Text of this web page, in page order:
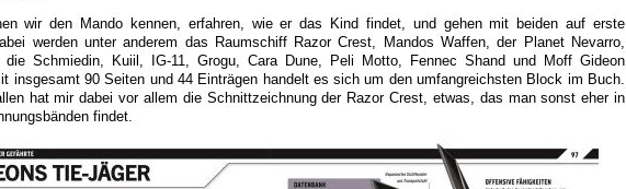
wir den Mando kennen, erfahren, wie er das Kind findet, und gehen mit beiden auf erste
werden unter anderem das Raumschiff Razor Crest, Mandos Waffen, der Planet Nevarro,
die Schmiedin, Kuiil, IG-11, Grogu, Cara Dune, Peli Motto, Fennec Shand und Moff Gideon
insgesamt 90 Seiten und 44 Einträgen handelt es sich um den umfangreichsten Block im Buch.
hat mir dabei vor allem die Schnittzeichnung der Razor Crest, etwas, das man sonst eher in
findet.